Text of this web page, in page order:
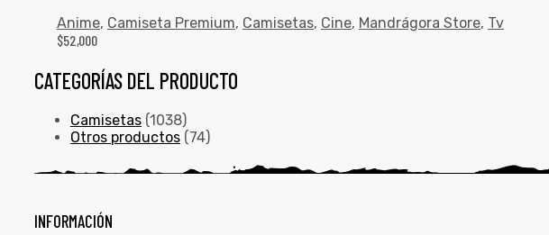
Anime, Camiseta Premium, Camisetas, Cine, Mandrágora Store, Tv
$52,000
CATEGORÍAS DEL PRODUCTO
Camisetas (1038)
Otros productos (74)
INFORMACIÓN